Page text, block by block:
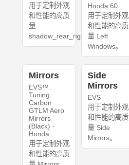
用于定制外观
和性能的高质
量
shadow_rear_right。
Honda 60
用于定制外观
和性能的高质
量 Left
Windows。
Mirrors
EVS™
Tuning
Carbon
GTLM Aero
Mirrors
(Black) -
Honda
用于定制外观
和性能的高质
Side
Mirrors
EVS
用于定制外观
和性能的高质
量 Side
Mirrors。